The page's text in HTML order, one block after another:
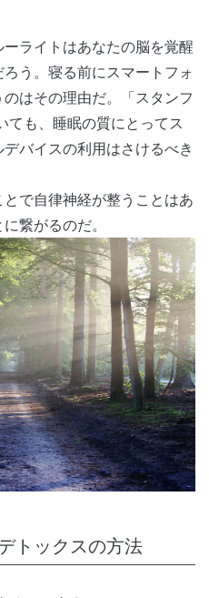
ライトはあなたの脳を覚醒
う。寝る前にスマートフォ
はその理由だ。「スタンフ
ても、睡眠の質にとってス
バイスの利用はさけるべき
で自律神経が整うことはあ
繋がるのだ。
トックスの方法